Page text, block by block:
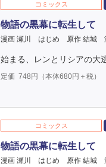
コミックス
物語の黒幕に転生して
漫画 瀬川 はじめ 原作 結城
始まる、レンとリシアの大
定価 748 円（本体680円＋税）
コミックス
物語の黒幕に転生して
漫画 瀬川 はじめ 原作 結城